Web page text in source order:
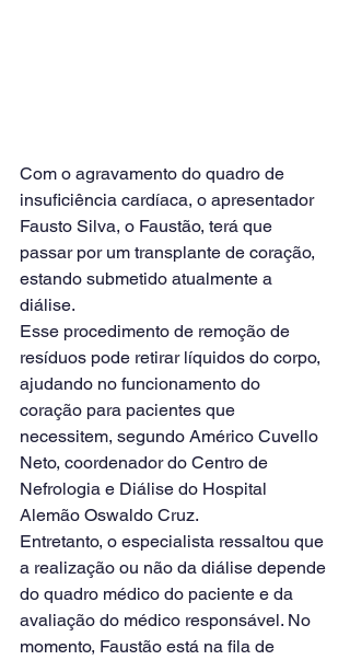
Com o agravamento do quadro de
insuficiência cardíaca, o apresentador
Fausto Silva, o Faustão, terá que
passar por um transplante de coração,
estando submetido atualmente a
diálise.
Esse procedimento de remoção de
resíduos pode retirar líquidos do corpo,
ajudando no funcionamento do
coração para pacientes que
necessitem, segundo Américo Cuvello
Neto, coordenador do Centro de
Nefrologia e Diálise do Hospital
Alemão Oswaldo Cruz.
Entretanto, o especialista ressaltou que
a realização ou não da diálise depende
do quadro médico do paciente e da
avaliação do médico responsável. No
momento, Faustão está na fila de